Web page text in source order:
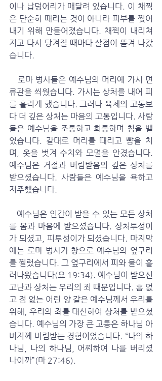
이나 납덩어리가 매달려 있습니다. 이 채찍
은 단순히 때리는 것이 아니라 피부를 찢어
내기 위해 만들어졌습니다. 채찍이 내리쳐
지고 다시 당겨질 때마다 살점이 뜯겨 나갔
습니다.
류관을 씌웠습니다. 가시는 상처를 내어 피
를 흘리게 했습니다. 그러나 육체의 고통보
다 더 깊은 상처는 마음의 고통입니다. 사람
들은 예수님을 조롱하고 희롱하며 침을 뱉
었습니다. 갈대로 머리를 때리고 뺨을 치
며, 옷을 벗겨 수치와 모멸을 안겼습니다.
예수님은 거절과 버림받음의 깊은 상처를
받으셨습니다. 사람들은 예수님을 욕하고
저주했습니다.
를 몸과 마음에 받으셨습니다. 상처투성이
가 되셨고, 피투성이가 되셨습니다. 마지막
에는 로마 병사가 창으로 예수님의 옆구리
를 찔렀습니다. 그 옆구리에서 피와 물이 흘
러나왔습니다(요 19:34). 예수님이 받으신
고난과 상처는 우리의 죄 때문입니다. 흠 없
고 점 없는 어린 양 같은 예수님께서 우리를
위해, 우리의 죄를 대신하여 상처를 받으셨
습니다. 예수님의 가장 큰 고통은 하나님 아
버지께 버림받는 경험이었습니다. “나의 하
나님, 나의 하나님, 어찌하여 나를 버리셨
나이까”(마 27:46).